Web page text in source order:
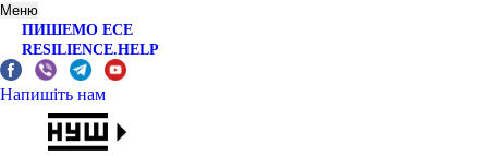
Меню
ПИШЕМО ЕСЕ
RESILIENCE.HELP
Напишіть нам